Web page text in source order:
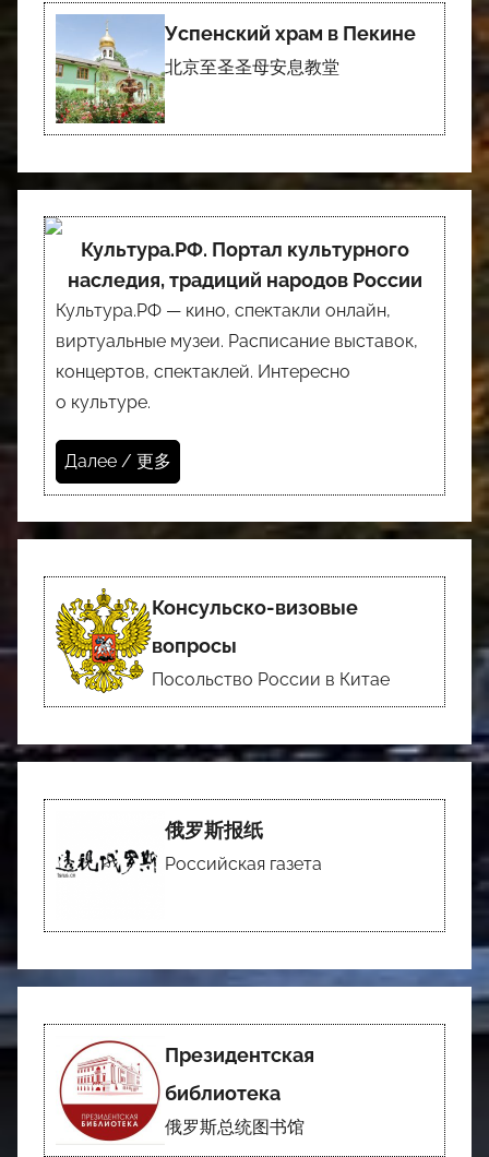
Успенский храм в Пекине
北京至圣圣母安息教堂
Культура.РФ. Портал культурного
наследия, традиций народов России
Культура.РФ — кино, спектакли онлайн,
виртуальные музеи. Расписание выставок,
концертов, спектаклей. Интересно
о культуре.
Далее / 更多
Консульско-визовые
вопросы
Посольство России в Китае
俄罗斯报纸
Российская газета
Президентская
библиотека
俄罗斯总统图书馆